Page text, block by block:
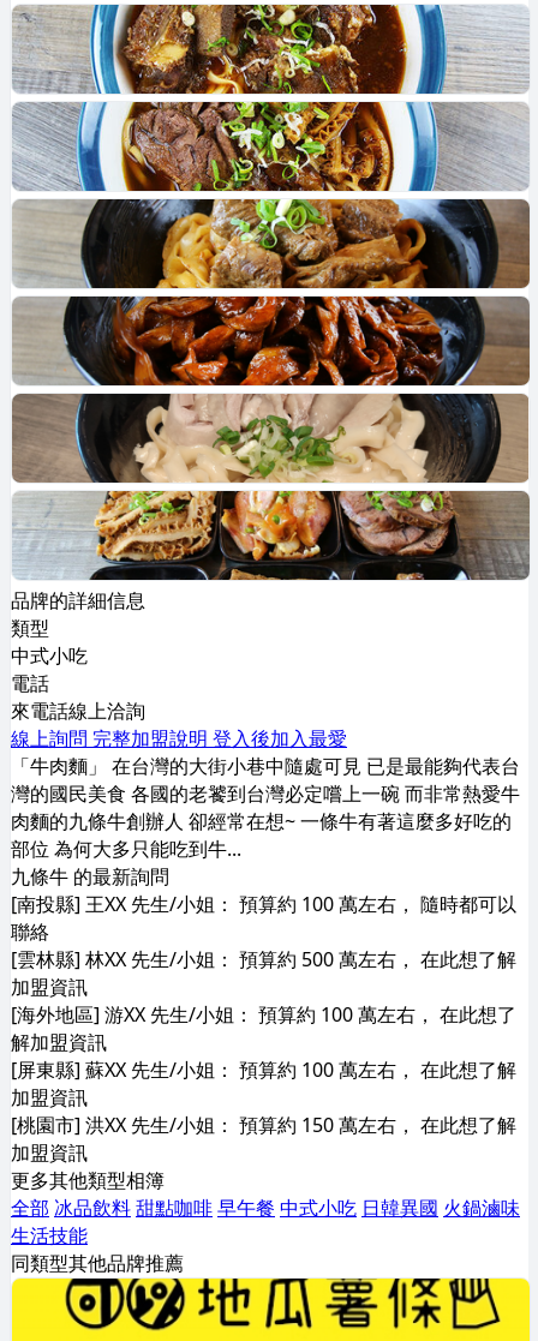
品牌的詳細信息
類型
中式小吃
電話
來電話線上洽詢
線上詢問 完整加盟說明 登入後加入最愛
「牛肉麵」 在台灣的大街小巷中隨處可見 已是最能夠代表台
灣的國民美食 各國的老饕到台灣必定嚐上一碗 而非常熱愛牛
肉麵的九條牛創辦人 卻經常在想~ 一條牛有著這麼多好吃的
部位 為何大多只能吃到牛...
九條牛 的最新詢問
[南投縣] 王XX 先生/小姐： 預算約 100 萬左右， 隨時都可以
聯絡
[雲林縣] 林XX 先生/小姐： 預算約 500 萬左右， 在此想了解
加盟資訊
[海外地區] 游XX 先生/小姐： 預算約 100 萬左右， 在此想了
解加盟資訊
[屏東縣] 蘇XX 先生/小姐： 預算約 100 萬左右， 在此想了解
加盟資訊
[桃園市] 洪XX 先生/小姐： 預算約 150 萬左右， 在此想了解
加盟資訊
更多其他類型相簿
全部 冰品飲料甜點咖啡早午餐 中式小吃 日韓異國 火鍋滷味
生活技能
同類型其他品牌推薦